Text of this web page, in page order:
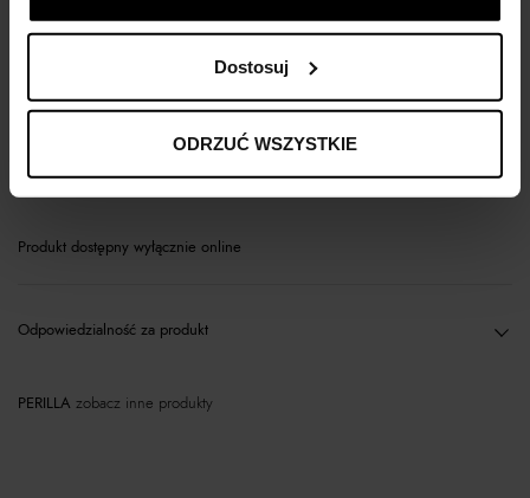
Dostosuj
ODRZUĆ WSZYSTKIE
Opis produktu
Materiał
Produkt dostępny wyłącznie online
Odpowiedzialność za produkt
PERILLA zobacz inne produkty